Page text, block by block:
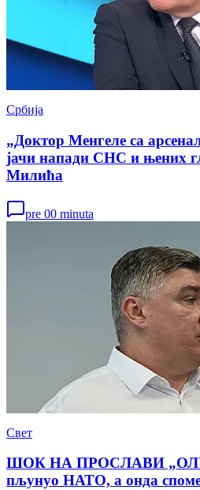
Србија
„Доктор Менгеле са
јачи напади СНС и њених
Милића
pre 00 minuta
Свет
ШОК НА ПРОСЛАВИ
пљунуо НАТО, а онда